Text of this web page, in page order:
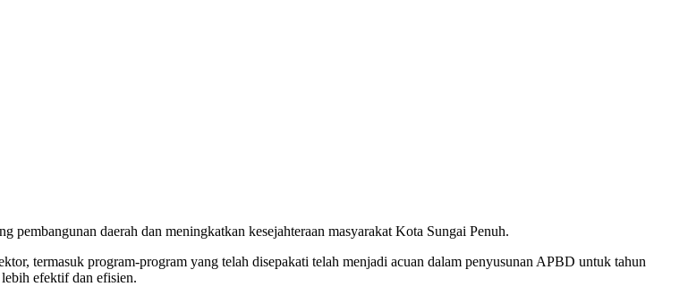
daerah dan meningkatkan kesejahteraan masyarakat Kota Sungai Penuh.
termasuk program-program yang telah disepakati telah menjadi acuan dalam penyusunan APBD untuk tahun
efektif dan efisien.